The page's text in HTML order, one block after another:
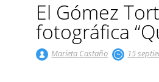
El Gómez
fotográfica
Marieta Castaño 15